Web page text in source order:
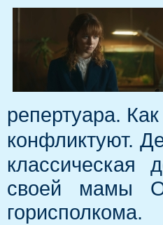
репертуара.
конфликтуют.
классическая
своей мамы
горисполкома.